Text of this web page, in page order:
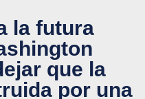
la futura
que la
por una